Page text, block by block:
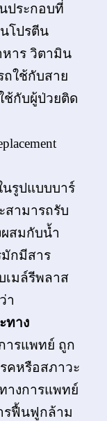
ประกอบที่
โปรตีน
หาร วิตามิน
ถใช้กับสาย
ช้กับผู้ป่วยติด
นรูปแบบบาร์
ามารถรับ
สมกับน้ำ
กมีสาร
เมล์รีพลาส
า
ทาง
ารแพทย์ ถูก
คหรือสภาวะ
างการแพทย์
รฟื้นฟูกล้าม